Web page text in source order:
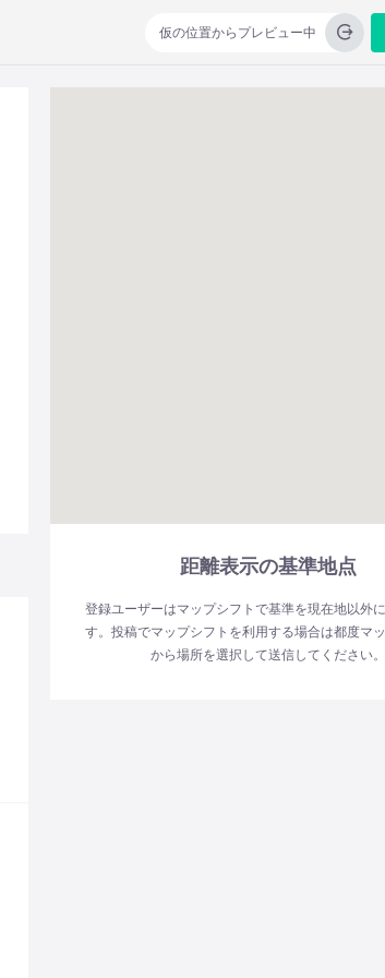
仮の位置からプレビュー中
距離表示の基準地点
登録ユーザーはマップシフトで基準を現在地以外
す。投稿でマップシフトを利用する場合は都度マ
から場所を選択して送信してください。